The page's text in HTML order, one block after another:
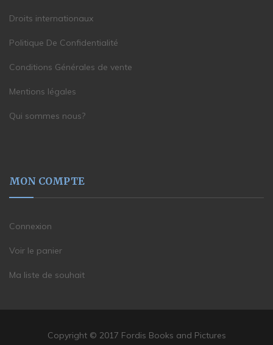
Droits internationaux
Politique De Confidentialité
Conditions Générales de vente
Mentions légales
Qui sommes nous?
MON COMPTE
Connexion
Voir le panier
Ma liste de souhait
Copyright © 2017 Fordis Books and Pictures